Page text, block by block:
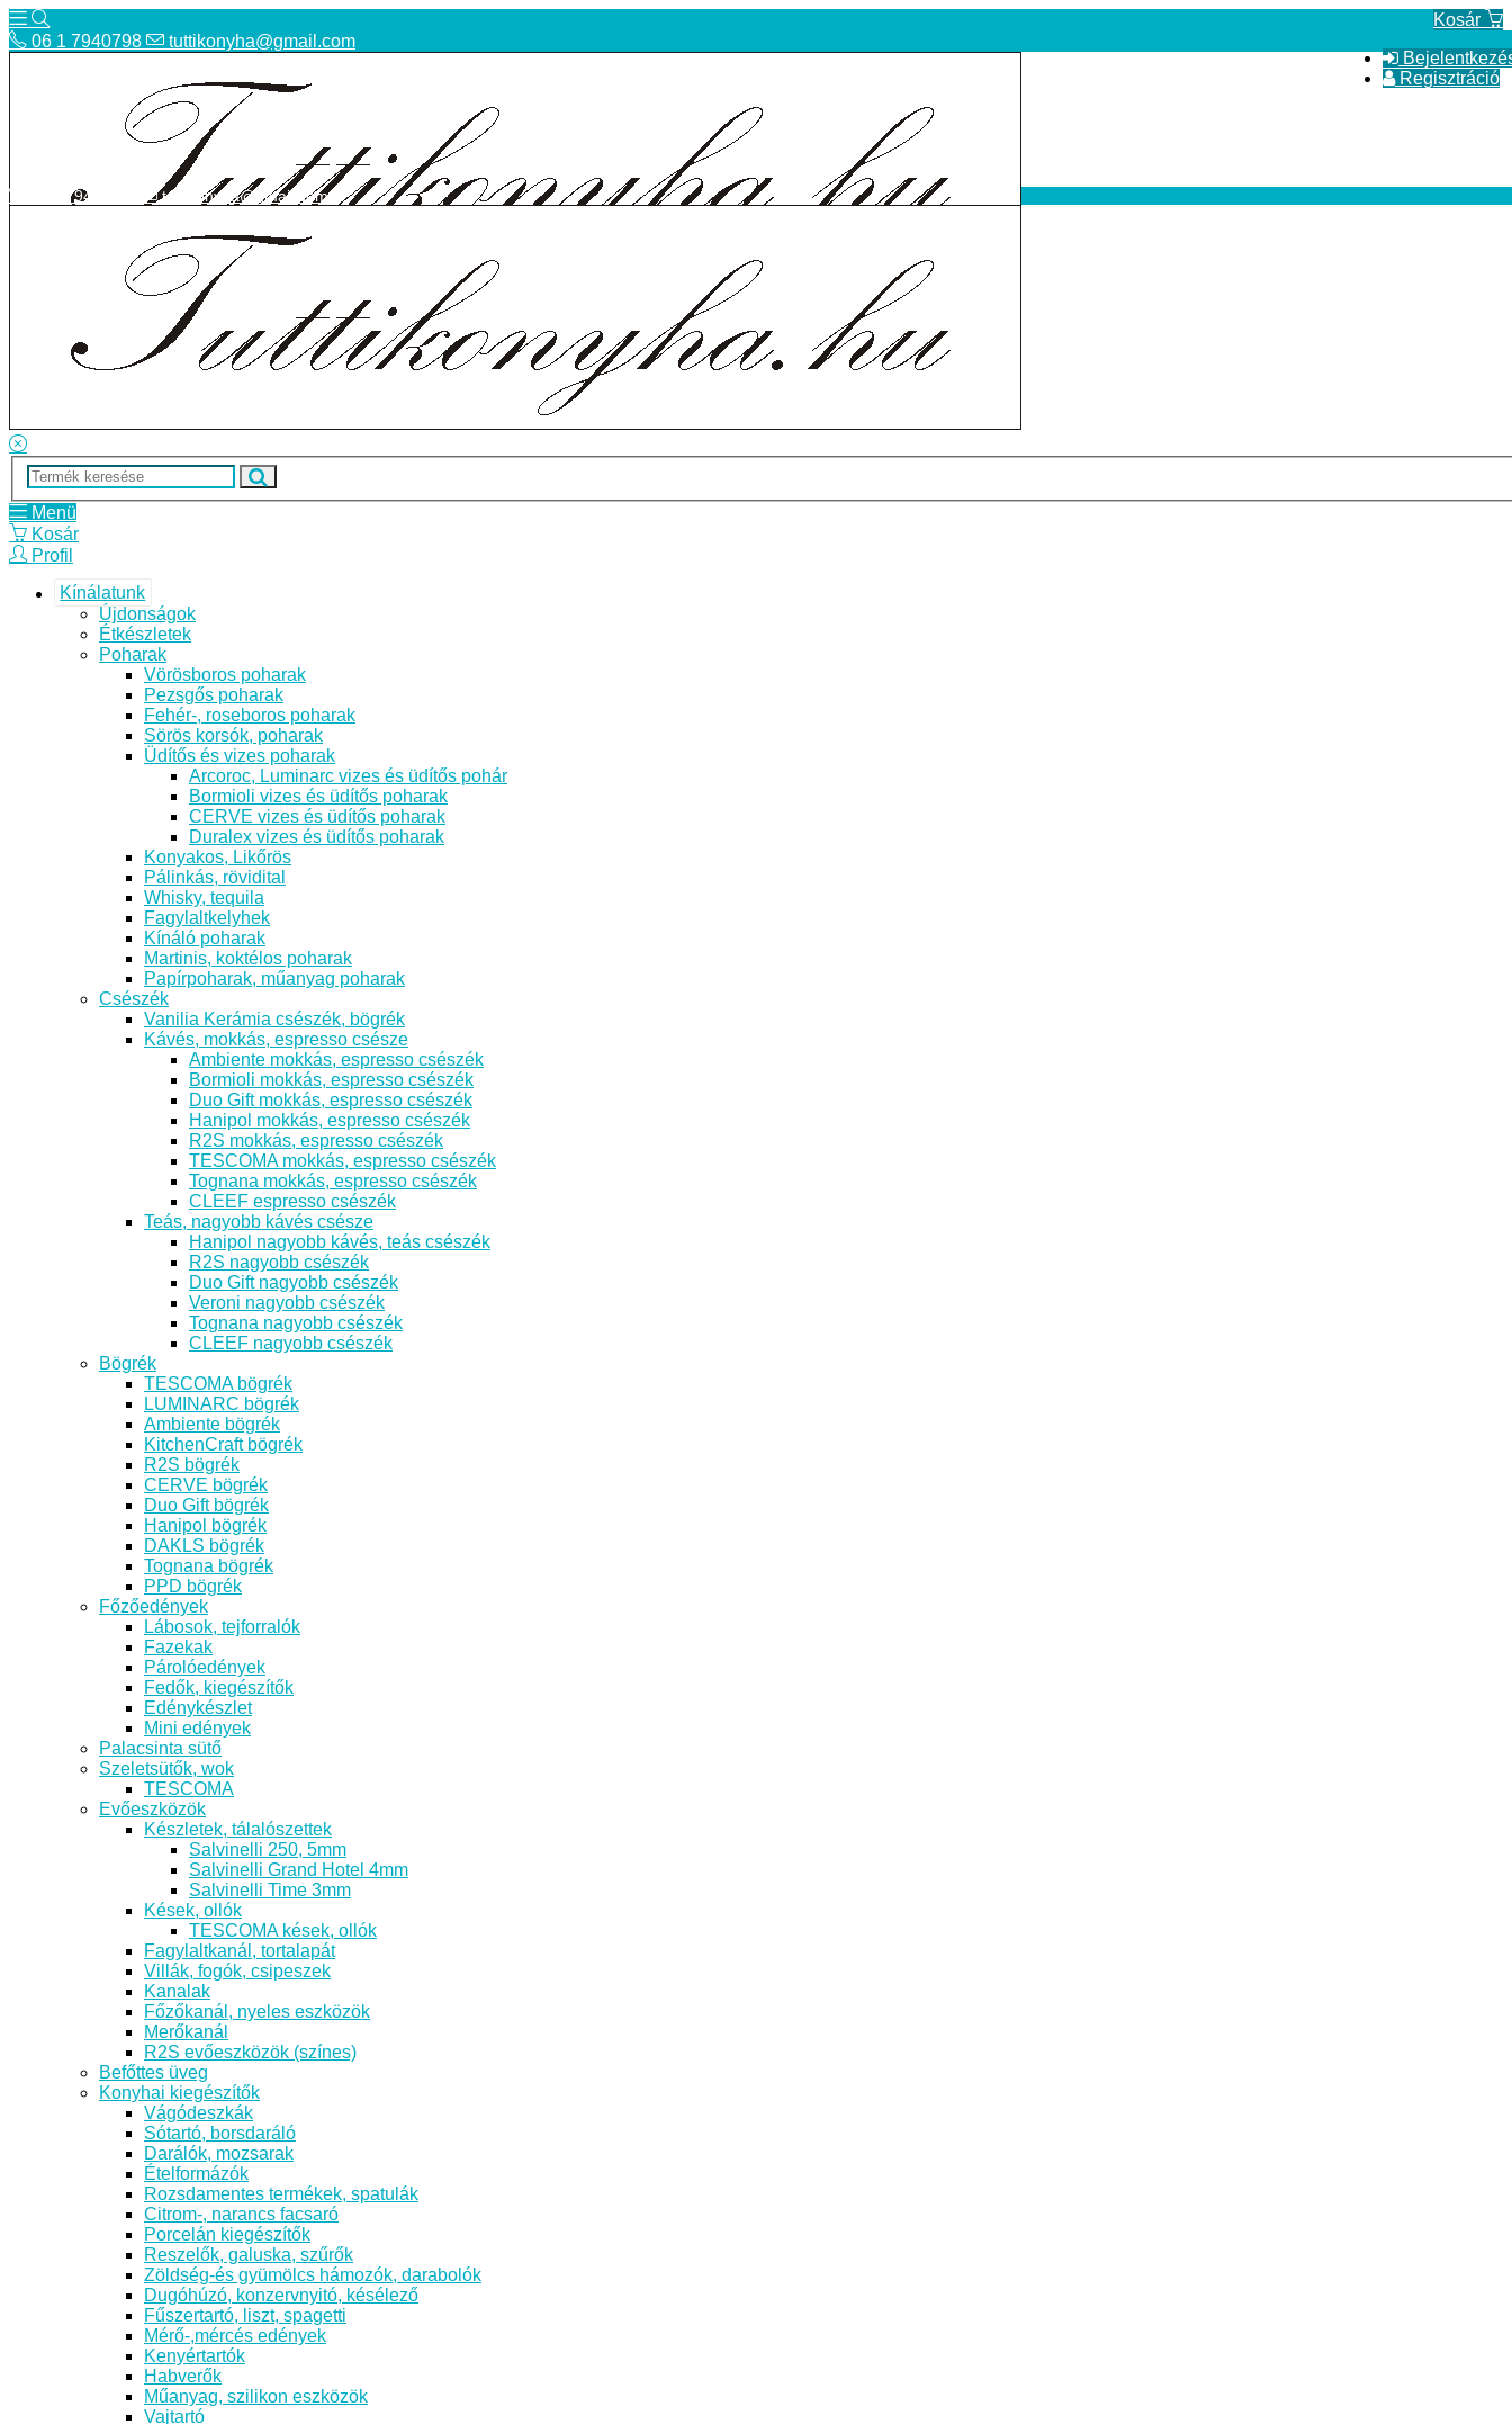
Kosár
Regisztráció
06 1 7940798 tuttikonyha@gmail.com
Bolt
ÁSZF
06 1 7940798 tuttikonyha@gmail.com
Menü
Kosár
Profil
Kínálatunk
Újdonságok
Étkészletek
Poharak
Vörösboros poharak
Pezsgős poharak
Fehér-, roseboros poharak
Sörös korsók, poharak
Üdítős és vizes poharak
Arcoroc, Luminarc vizes és üdítős pohár
Bormioli vizes és üdítős poharak
CERVE vizes és üdítős poharak
Duralex vizes és üdítős poharak
Konyakos, Likőrös
Pálinkás, rövidital
Whisky, tequila
Fagylaltkelyhek
Kínáló poharak
Martinis, koktélos poharak
Papírpoharak, műanyag poharak
Csészék
Vanilia Kerámia csészék, bögrék
Kávés, mokkás, espresso csésze
Ambiente mokkás, espresso csészék
Bormioli mokkás, espresso csészék
Duo Gift mokkás, espresso csészék
Hanipol mokkás, espresso csészék
R2S mokkás, espresso csészék
TESCOMA mokkás, espresso csészék
Tognana mokkás, espresso csészék
CLEEF espresso csészék
Teás, nagyobb kávés csésze
Hanipol nagyobb kávés, teás csészék
R2S nagyobb csészék
Duo Gift nagyobb csészék
Veroni nagyobb csészék
Tognana nagyobb csészék
CLEEF nagyobb csészék
Bögrék
TESCOMA bögrék
LUMINARC bögrék
Ambiente bögrék
KitchenCraft bögrék
R2S bögrék
CERVE bögrék
Duo Gift bögrék
Hanipol bögrék
DAKLS bögrék
Tognana bögrék
PPD bögrék
Főzőedények
Lábosok, tejforralók
Fazekak
Párolóedények
Fedők, kiegészítők
Edénykészlet
Mini edények
Palacsinta sütő
Szeletsütők, wok
TESCOMA
Evőeszközök
Készletek, tálalószettek
Salvinelli 250, 5mm
Salvinelli Grand Hotel 4mm
Salvinelli Time 3mm
Kések, ollók
TESCOMA kések, ollók
Fagylaltkanál, tortalapát
Villák, fogók, csipeszek
Kanalak
Főzőkanál, nyeles eszközök
Merőkanál
R2S evőeszközök (színes)
Befőttes üveg
Konyhai kiegészítők
Vágódeszkák
Sótartó, borsdaráló
Darálók, mozsarak
Ételformázók
Rozsdamentes termékek, spatulák
Citrom-, narancs facsaró
Porcelán kiegészítők
Reszelők, galuska, szűrők
Zöldség-és gyümölcs hámozók, darabolók
Dugóhúzó, konzervnyitó, késélező
Fűszertartó, liszt, spagetti
Mérő-,mércés edények
Kenyértartók
Habverők
Műanyag, szilikon eszközök
Vajtartó